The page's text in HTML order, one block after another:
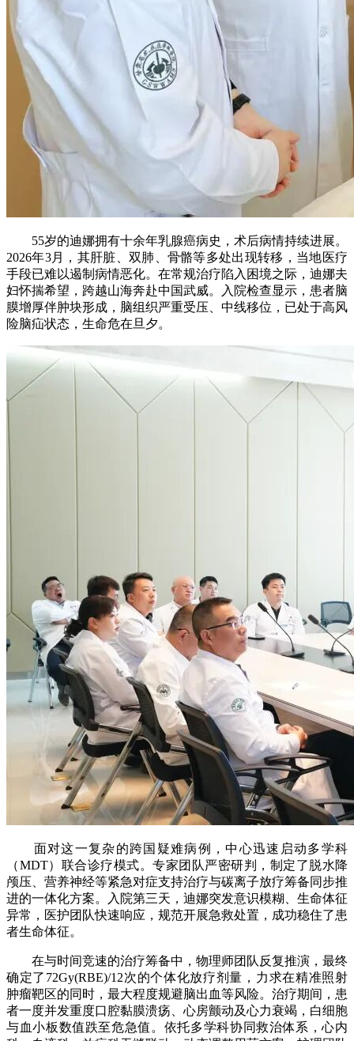
55岁的迪娜拥有十余年乳腺癌病史，术后病情持续进展。
2026年3月，其肝脏、双肺、骨骼等多处出现转移，当地医疗
手段已难以遏制病情恶化。在常规治疗陷入困境之际，迪娜夫
妇怀揣希望，跨越山海奔赴中国武威。入院检查显示，患者脑
膜增厚伴肿块形成，脑组织严重受压、中线移位，已处于高风
险脑疝状态，生命危在旦夕。
面对这一复杂的跨国疑难病例，中心迅速启动多学科
（MDT）联合诊疗模式。专家团队严密研判，制定了脱水降
颅压、营养神经等紧急对症支持治疗与碳离子放疗筹备同步推
进的一体化方案。入院第三天，迪娜突发意识模糊、生命体征
异常，医护团队快速响应，规范开展急救处置，成功稳住了患
者生命体征。
在与时间竞速的治疗筹备中，物理师团队反复推演，最终
确定了72Gy(RBE)/12次的个体化放疗剂量，力求在精准照射
肿瘤靶区的同时，最大程度规避脑出血等风险。治疗期间，患
者一度并发重度口腔黏膜溃疡、心房颤动及心力衰竭，白细胞
与血小板数值跌至危急值。依托多学科协同救治体系，心内